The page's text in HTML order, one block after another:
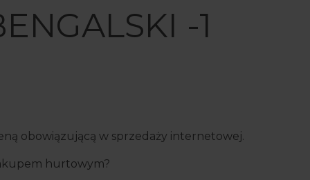
-1
obowiązującą w sprzedaży internetowej.
hurtowym?